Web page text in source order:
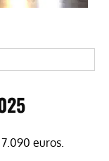
euros.